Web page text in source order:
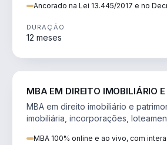
Ancorado na Lei 13.445/2017 e no
DURAÇÃO
12 meses
MBA EM DIREITO IMOBILIÁRIO
MBA em direito imobiliário e
imobiliária, incorporações,
MBA 100% online e ao vivo, com